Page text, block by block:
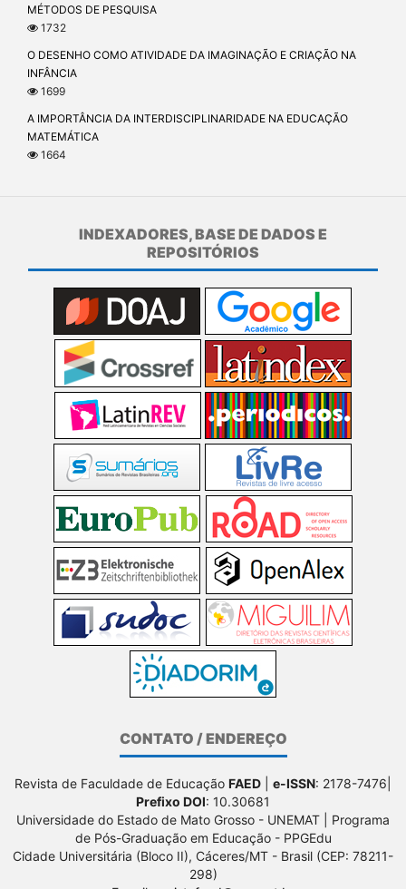
MÉTODOS DE PESQUISA
1732
O DESENHO COMO ATIVIDADE DA IMAGINAÇÃO E CRIAÇÃO NA
INFÂNCIA
1699
A IMPORTÂNCIA DA INTERDISCIPLINARIDADE NA EDUCAÇÃO
MATEMÁTICA
1664
INDEXADORES, BASE DE DADOS E
REPOSITÓRIOS
CONTATO / ENDEREÇO
Revista de Faculdade de Educação FAED e-ISSN: 2178-7476|
Prefixo DOI: 10.30681
Universidade do Estado de Mato Grosso - UNEMAT | Programa
de Pós-Graduação em Educação - PPGEdu
Cidade Universitária (Bloco II), Cáceres/MT - Brasil (CEP: 78211-
298)